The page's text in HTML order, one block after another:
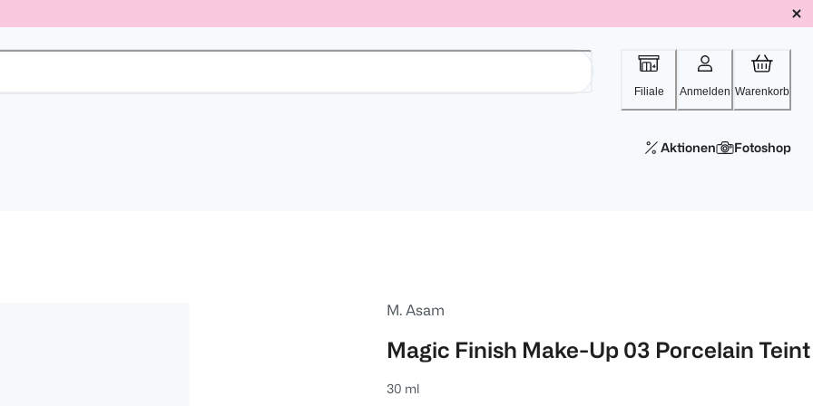
Filiale Anmelden Warenkorb
Aktionen Fotoshop
M. Asam
Magic Finish Make-Up 03 Porcelain Teint
30 ml